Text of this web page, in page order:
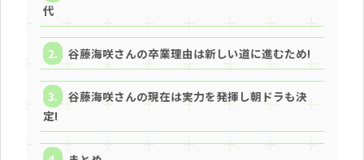
代
谷藤海咲さんの卒業理由は新しい道に進むため!
谷藤海咲さんの現在は実力を発揮し朝ドラも決
定!